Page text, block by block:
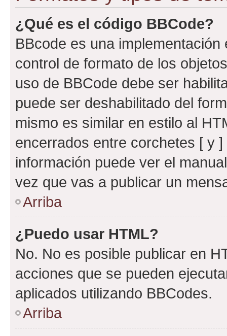
¿Qué es el código BBCode?
BBcode es una
control de formato de los
uso de BBCode debe ser
puede ser deshabilitado del
mismo es similar en estilo al
encerrados entre corchetes [ y
información puede ver el
vez que vas a publicar un
Arriba
¿Puedo usar HTML?
No. No es posible publicar en
acciones que se pueden
aplicados utilizando BBCodes.
Arriba